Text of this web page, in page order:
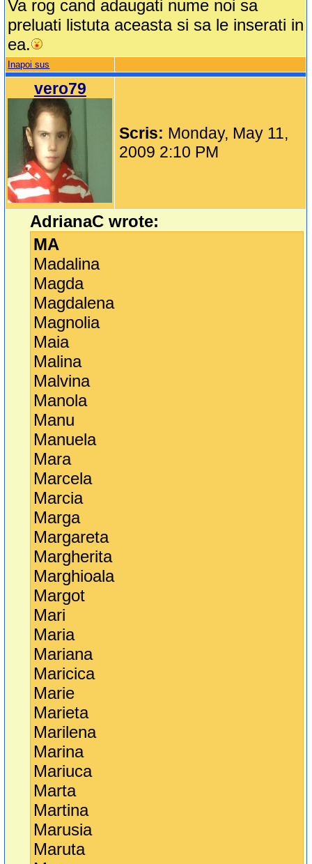
Va rog cand adaugati nume noi sa
preluati listuta aceasta si sa le inserati in
ea.
Inapoi sus
vero79
Scris: Monday, May 11,
2009 2:10 PM
AdrianaC wrote:
MA
Madalina
Magda
Magdalena
Magnolia
Maia
Malina
Malvina
Manola
Manu
Manuela
Mara
Marcela
Marcia
Marga
Margareta
Margherita
Marghioala
Margot
Mari
Maria
Mariana
Maricica
Marie
Marieta
Marilena
Marina
Mariuca
Marta
Martina
Marusia
Maruta